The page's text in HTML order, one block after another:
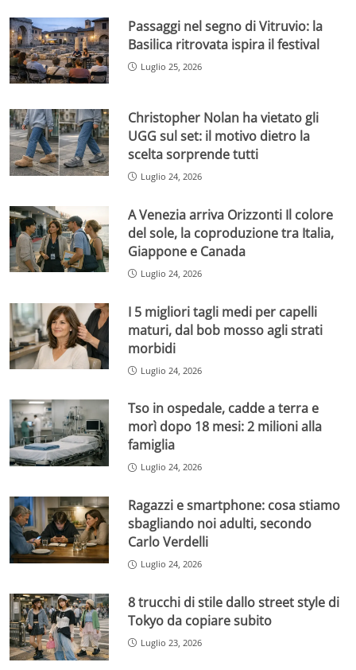
Passaggi nel segno di Vitruvio: la
Basilica ritrovata ispira il festival
Luglio 25, 2026
Christopher Nolan ha vietato gli
UGG sul set: il motivo dietro la
scelta sorprende tutti
Luglio 24, 2026
A Venezia arriva Orizzonti Il colore
del sole, la coproduzione tra Italia,
Giappone e Canada
Luglio 24, 2026
I 5 migliori tagli medi per capelli
maturi, dal bob mosso agli strati
morbidi
Luglio 24, 2026
Tso in ospedale, cadde a terra e
morì dopo 18 mesi: 2 milioni alla
famiglia
Luglio 24, 2026
Ragazzi e smartphone: cosa stiamo
sbagliando noi adulti, secondo
Carlo Verdelli
Luglio 24, 2026
8 trucchi di stile dallo street style di
Tokyo da copiare subito
Luglio 23, 2026